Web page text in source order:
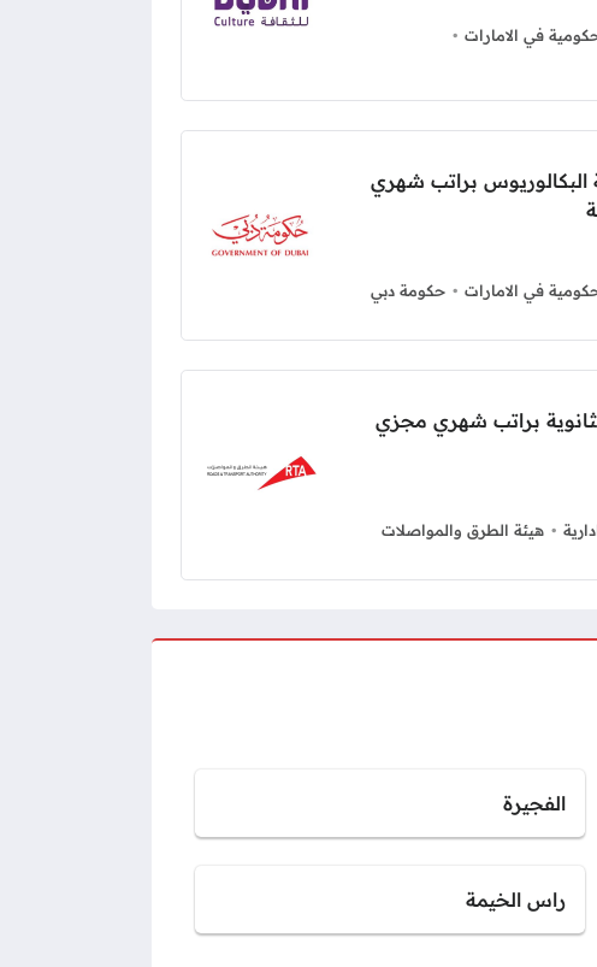
في الامارات
البكالوريوس براتب شهري
في الامارات حكومة دبي
براتب شهري مجزي
هيئة الطرق والمواصلات
الفجيرة
راس الخيمة